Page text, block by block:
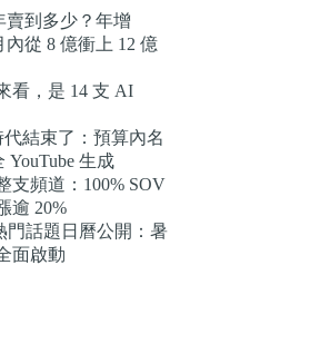
賣到多少？年增
內從 8 億衝上 12 億
看，是 14 支 AI
結束了：預算內名
YouTube 生成
支頻道：100% SOV
逾 20%
門話題日曆公開：暑
面啟動